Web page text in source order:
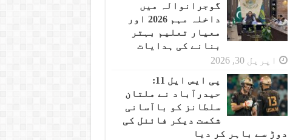
گوجرانوالہ میں
داخلہ مہم 2026 اور
معیار تعلیم بہتر
بنانے کی ہدایات
اپریل 30, 2026
پی ایس ایل 11:
حیدرآباد نے ملتان
سلطانز کو باآسانی
شکست دیکر فائنل کی
دوڑ سے باہر کر دیا